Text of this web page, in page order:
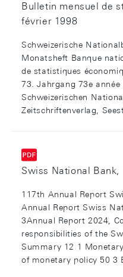
Bulletin mensuel de
février 1998
Schweizerische
Monatsheft Banque
de statistiques
73. Jahrgang 73e
Schweizerischen
Zeitschriftenverlag,
Swiss National
117th Annual Report
Annual Report Swiss
3Annual Report 2024,
responsibilities of the
Summary 12 1
of monetary policy 50 3